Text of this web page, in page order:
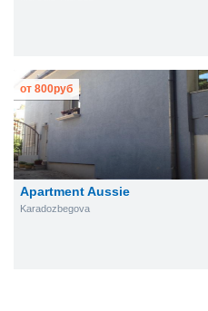
Apartment Aussie
Karadozbegova
от 800руб